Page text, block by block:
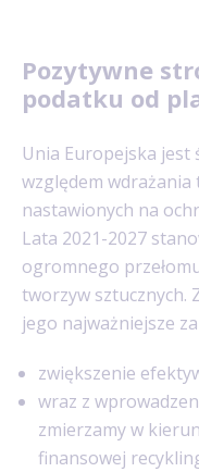
Pozytywne
podatku od
Unia Europejska jest
względem
nastawionych na
Lata 2021-2027
ogromnego
tworzyw sztucznych.
jego najważniejsze
zwiększenie
wraz z
zmierzamy w
finansowej